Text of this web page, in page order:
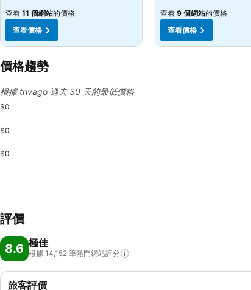
查看 11 個網站的價格
查看價格
查看 9 個網站的價格
查看價格
價格趨勢
根據 trivago 過去 30 天的最低價格
$0
$0
$0
評價
8.6 極佳
根據 14,152 筆熱門網站評分
旅客評價